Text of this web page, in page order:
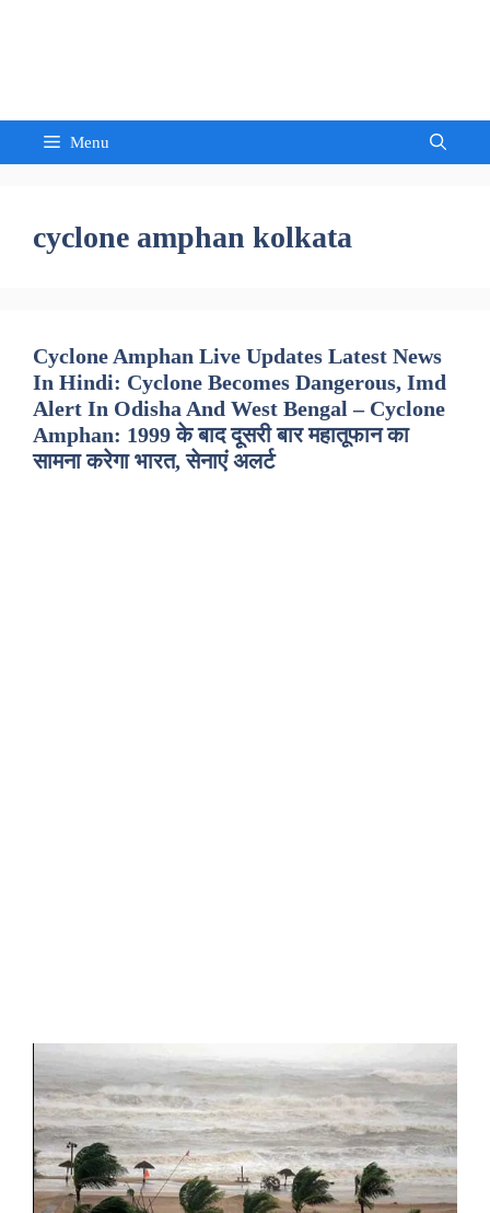
Menu
cyclone amphan kolkata
Cyclone Amphan Live Updates Latest News
In Hindi: Cyclone Becomes Dangerous, Imd
Alert In Odisha And West Bengal – Cyclone
Amphan: 1999 के बाद दूसरी बार महातूफान का
सामना करेगा भारत, सेनाएं अलर्ट